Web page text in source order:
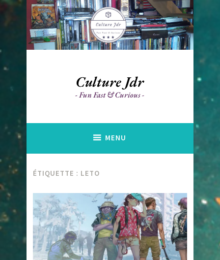
Accéder
au
contenu
principal
Culture Jdr
Fun Fast & Curious
MENU
ÉTIQUETTE : LETO